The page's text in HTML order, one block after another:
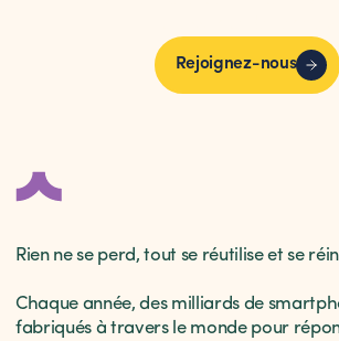
Rejoignez-nous
Rien ne se perd, tout se réutilise et se
Chaque année, des milliards de
fabriqués à travers le monde pour